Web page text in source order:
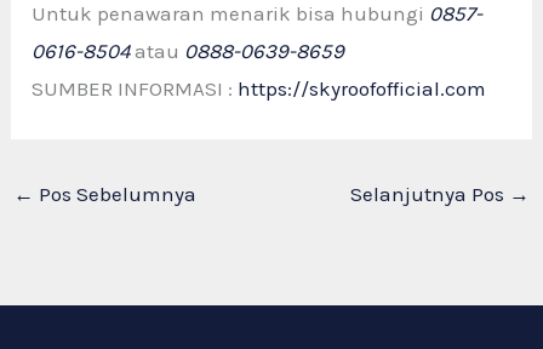
Untuk penawaran menarik bisa hubungi 0857-
0616-8504atau 0888-0639-8659
SUMBER INFORMASI : https://skyroofofficial.com
← Pos Sebelumnya Selanjutnya Pos →